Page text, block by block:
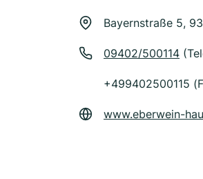
Bayernstraße 5,
09402/500114
+499402500115
www.eberwein-